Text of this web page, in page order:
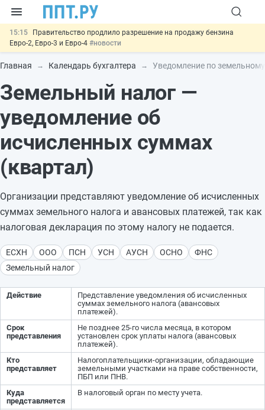
15:15
Правительство продлило разрешение на продажу бензина
Евро-2, Евро-3 и Евро-4 #новости
14:21 На оплату эвакуации автомобиля предложили давать скидку
#новости
банковской гарантией
#новости
12:17
Защита от сталкинга: доработанный законопроект направлен в
15:51 МВД запускает автоматическое аннулирование патента
иностранцев за неуплату НДФЛ
Главная Календарь бухгалтера Уведомление по
Земельный налог —
уведомление об
исчисленных суммах
(квартал)
Организации представляют уведомление об исчисленных
суммах земельного налога и авансовых платежей, так как
налоговая декларация по этому налогу не подается.
ЕСХН ООО ПСН УСН АУСН ОСНО
ФНС
Земельный налог
Действие
Представление уведомления об исчисленных
суммах земельного налога (авансовых
платежей).
Срок
представления
Не позднее 25-го числа месяца, в котором
установлен срок уплаты налога (авансовых
платежей).
Кто
представляет
Налогоплательщики-организации, обладающие
земельными участками на праве собственности,
ПБП или ПНВ.
Куда
представляется
В налоговый орган по месту учета.